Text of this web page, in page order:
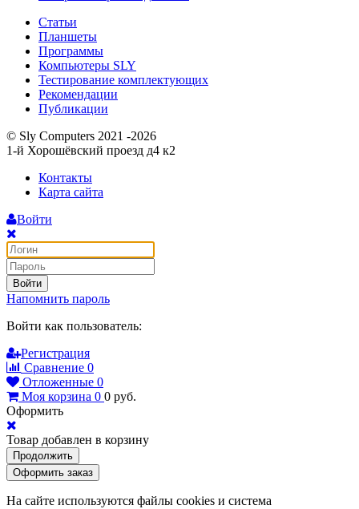
Статьи
Планшеты
Программы
Компьютеры SLY
Тестирование комплектующих
Рекомендации
Публикации
© Sly Computers 2021 -2026
1-й Хорошёвский проезд д4 к2
Контакты
Карта сайта
Войти
Войти
Напомнить пароль
Войти как пользователь:
Регистрация
Сравнение 0
Отложенные 0
Моя корзина 0 0 руб.
Оформить
Товар добавлен в корзину
Продолжить
Оформить заказ
На сайте используются файлы cookies и система